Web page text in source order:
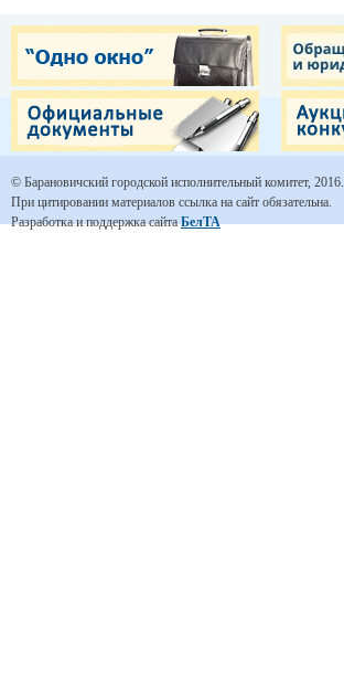
© Барановичский городской исполнительный комитет, 2016.
При цитировании материалов ссылка на сайт обязательна.
Разработка и поддержка сайтаБелТА